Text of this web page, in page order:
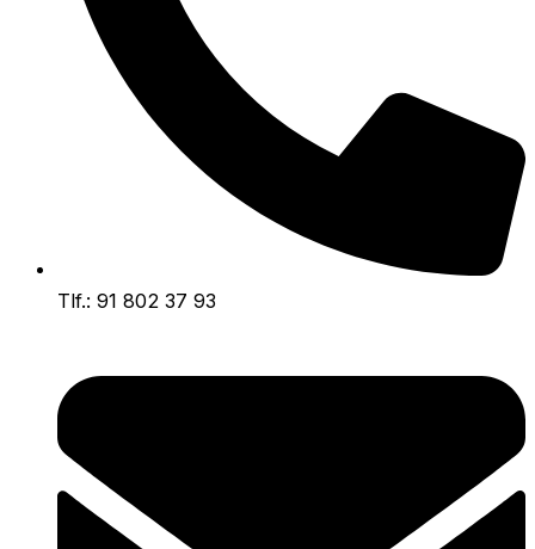
Tlf.: 91 802 37 93